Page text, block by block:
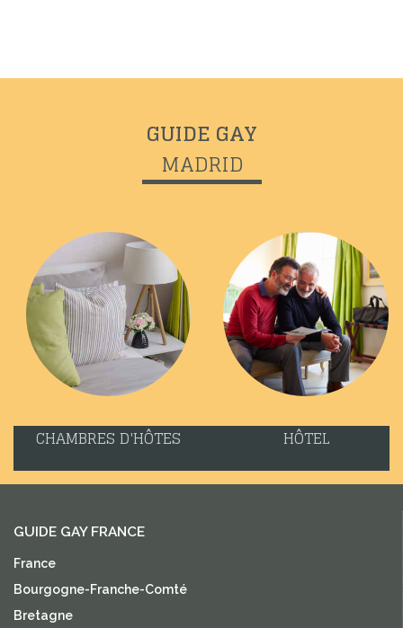
GUIDE GAY
MADRID
CHAMBRES D'HÔTES HÔTEL
GUIDE GAY FRANCE
France
Bourgogne-Franche-Comté
Bretagne